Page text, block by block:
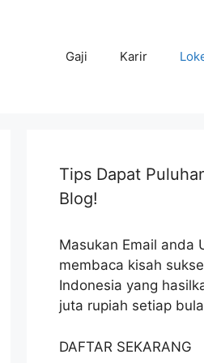
Gaji Karir
Tips Dapat
Blog!
Masukan Email anda
membaca kisah
Indonesia yang
juta rupiah setiap
DAFTAR SEKARANG